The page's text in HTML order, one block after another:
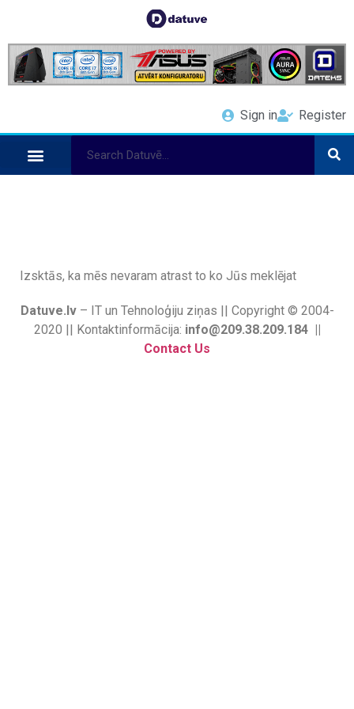
Sign in Register
Izsktās, ka mēs nevaram atrast to ko Jūs meklējat
Datuve.lv– IT un Tehnoloģiju ziņas || Copyright © 2004-
2020 || Kontaktinformācija: info@209.38.209.184 ||
Contact Us